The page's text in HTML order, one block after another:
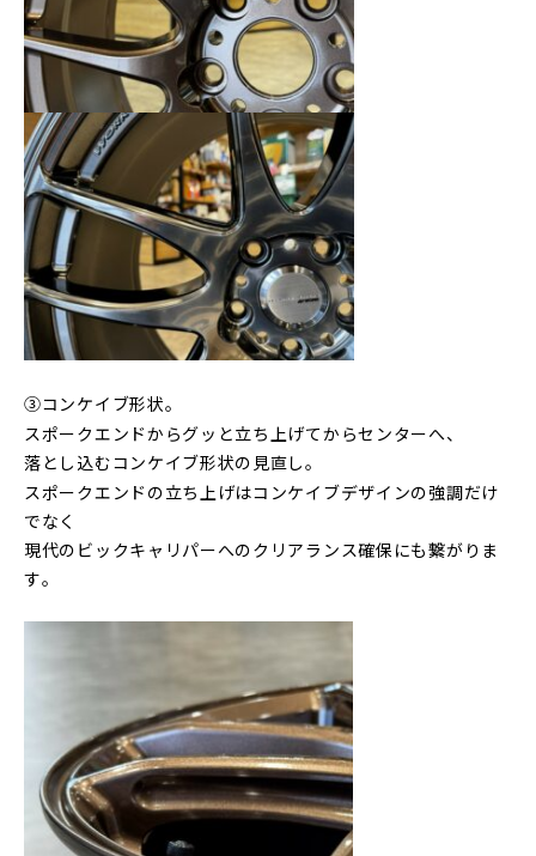
③コンケイブ形状｡
スポークエンドからグッと立ち上げてからセンターへ、
落とし込むコンケイブ形状の見直し｡
スポークエンドの立ち上げはコンケイブデザインの強調だけ
でなく
現代のビックキャリパーへのクリアランス確保にも繋がりま
す｡